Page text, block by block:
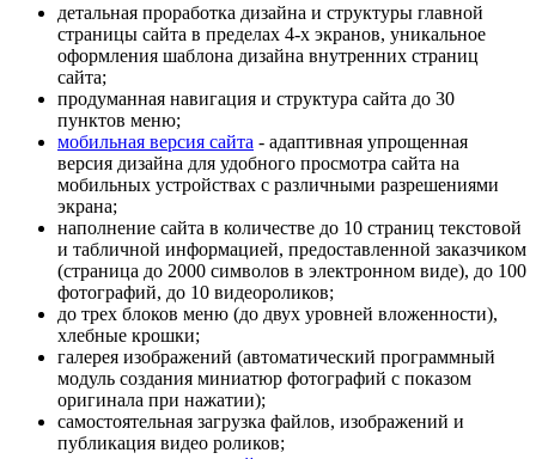
детальная проработка дизайна и структуры главной
страницы сайта в пределах 4-х экранов, уникальное
оформления шаблона дизайна внутренних страниц
сайта;
продуманная навигация и структура сайта до 30
пунктов меню;
мобильная версия сайта - адаптивная упрощенная
версия дизайна для удобного просмотра сайта на
мобильных устройствах с различными разрешениями
экрана;
наполнение сайта в количестве до 10 страниц текстовой
и табличной информацией, предоставленной заказчиком
(страница до 2000 символов в электронном виде), до 100
фотографий, до 10 видеороликов;
до трех блоков меню (до двух уровней вложенности),
хлебные крошки;
галерея изображений (автоматический программный
модуль создания миниатюр фотографий с показом
оригинала при нажатии);
самостоятельная загрузка файлов, изображений и
публикация видео роликов;